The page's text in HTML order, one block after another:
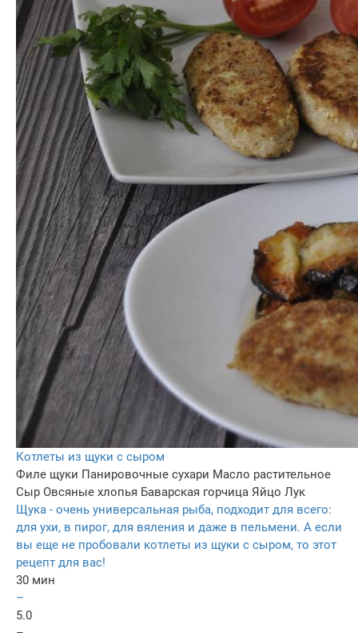
Котлеты из щуки с сыром
Филе щуки Панировочные сухари Масло растительное
Сыр Овсяные хлопья Баварская горчица Яйцо Лук
Щука - очень универсальная рыба, подходит для всего:
для ухи, в пирог, для вяления и даже в пельмени. А если
вы еще не пробовали котлеты из щуки с сыром, то этот
рецепт для вас!
30 мин
–
5.0